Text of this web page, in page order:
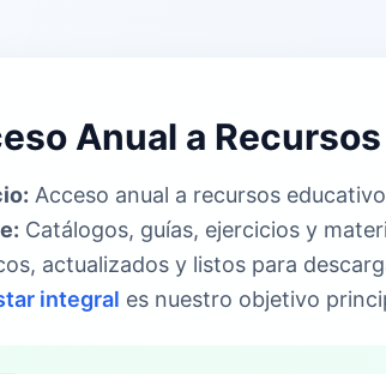
Anual a
Acceso anual a recursos
Catálogos, guías, ejercicios y
actualizados y listos para
integral es nuestro objetivo